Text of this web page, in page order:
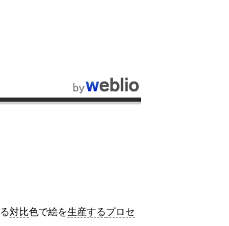
る対比色で絵を生産するプロセ